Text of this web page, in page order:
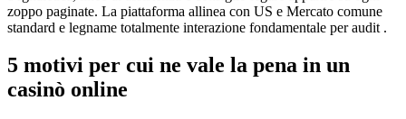
zoppo paginate. La piattaforma allinea con US e Mercato comune
standard e legname totalmente interazione fondamentale per audit .
5 motivi per cui ne vale la pena in un
casinò online